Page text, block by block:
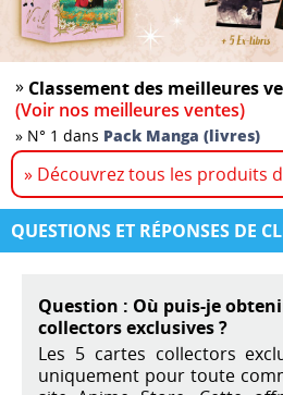
» Classement des meilleures
(Voir nos meilleures ventes)
» N° 1 dans Pack Manga (livres)
» Découvrez tous les produits
QUESTIONS ET RÉPONSES DE
Question : Où puis-je
collectors exclusives ?
Les 5 cartes collectors
uniquement pour toute